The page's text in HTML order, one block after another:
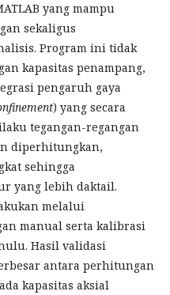
yang mampu
sekaligus
Program ini tidak
kapasitas penampang,
pengaruh gaya
) yang secara
tegangan-regangan
diperhitungkan,
sehingga
yang lebih daktail.
melalui
manual serta kalibrasi
Hasil validasi
antara perhitungan
kapasitas aksial